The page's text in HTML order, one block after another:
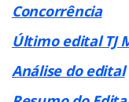
Concorrência
Último edital TJ
Análise do edital